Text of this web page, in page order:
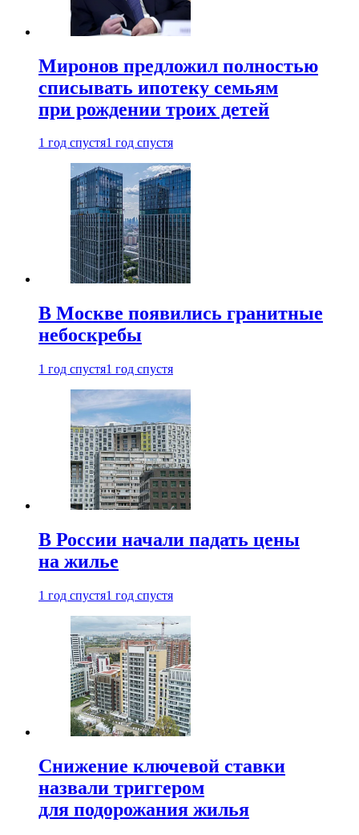
Миронов предложил полностью
списывать ипотеку семьям
при рождении троих детей
1 год спустя1 год спустя
В Москве появились гранитные
небоскребы
1 год спустя1 год спустя
В России начали падать цены
на жилье
1 год спустя1 год спустя
Снижение ключевой ставки
назвали триггером
для подорожания жилья